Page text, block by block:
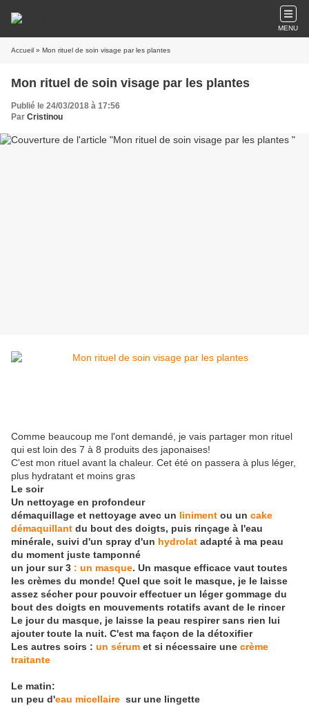
MENU
Accueil » Mon rituel de soin visage par les plantes
Mon rituel de soin visage par les plantes
Publié le 24/03/2018 à 17:56
Par Cristinou
Comme beaucoup me l'ont demandé, je vais partager mon rituel
qui est loin des 7 à 8 produits des japonaises!
C'est mon rituel avant la chaleur. Cet été on passera à plus léger,
plus hydratant et moins gras
Le soir
Un nettoyage en profondeur
démaquillage et nettoyage avec un liniment ou un cake
démaquillant du bout des doigts, puis rinçage à l'eau
minérale, suivi d'un spray d'un hydrolat adapté à ma peau
du moment juste tamponné
un jour sur 3 : un masque. Un masque efficace vaut toutes
les crèmes du monde! Quel que soit le masque, je le laisse
assez sécher pour pouvoir effectuer un léger gommage du
bout des doigts en mouvements rotatifs avant de le rincer
Le jour du masque, je laisse la peau respirer sans rien lui
ajouter toute la nuit. C'est ma façon de la détoxifier
Les autres soirs : un sérum et si nécessaire une crème
traitante
Le matin:
un peu d'eau micellaire sur une lingette